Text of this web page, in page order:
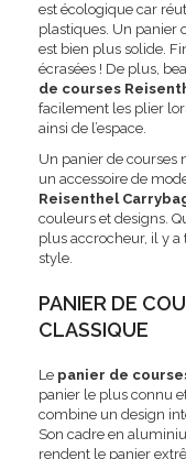
est écologique car
plastiques. Un panier
est bien plus solide.
écrasées ! De plus,
de courses
facilement les plier
ainsi de l’espace.
Un panier de courses
un accessoire de
Reisenthel
couleurs et designs.
plus accrocheur, il y
style.
PANIER DE
CLASSIQUE
Le panier de
panier le plus connu
combine un design
Son cadre en
rendent le panier